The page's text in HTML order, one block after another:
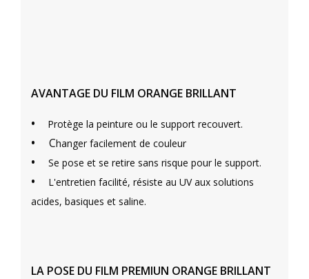
AVANTAGE DU FILM ORANGE BRILLANT
• Protège la peinture ou le support recouvert.
• Changer facilement de couleur
• Se pose et se retire sans risque pour le support.
•
L'entretien facilité, résiste au UV aux solutions
acides, basiques et saline.
LA POSE DU FILM PREMIUN ORANGE BRILLANT